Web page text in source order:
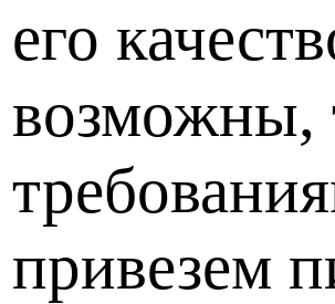
его
возможны,
привезем